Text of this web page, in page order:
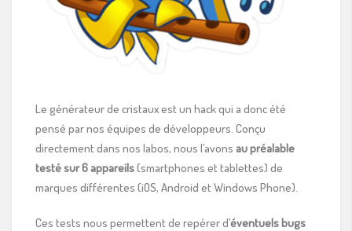
Le générateur de cristaux est un hack qui a donc été
pensé par nos équipes de développeurs. Conçu
directement dans nos labos, nous l’avons au préalable
testé sur 6 appareils(smartphones et tablettes) de
marques différentes (iOS, Android et Windows Phone).
Ces tests nous permettent de repérer d’éventuels bugs